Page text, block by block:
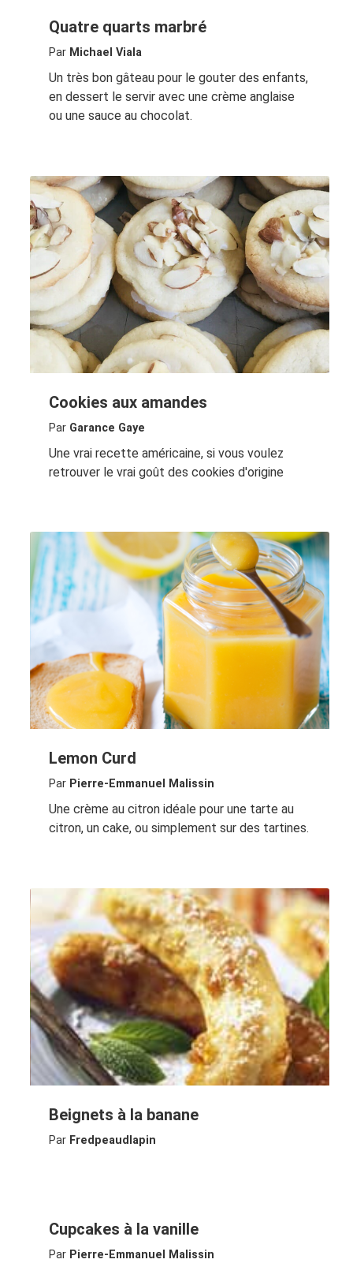
Quatre quarts marbré
Par Michael Viala
Un très bon gâteau pour le gouter des enfants,
en dessert le servir avec une crème anglaise
ou une sauce au chocolat.
Cookies aux amandes
Par Garance Gaye
Une vrai recette américaine, si vous voulez
retrouver le vrai goût des cookies d'origine
Lemon Curd
Par Pierre-Emmanuel Malissin
Une crème au citron idéale pour une tarte au
citron, un cake, ou simplement sur des tartines.
Beignets à la banane
Par Fredpeaudlapin
Cupcakes à la vanille
Par Pierre-Emmanuel Malissin